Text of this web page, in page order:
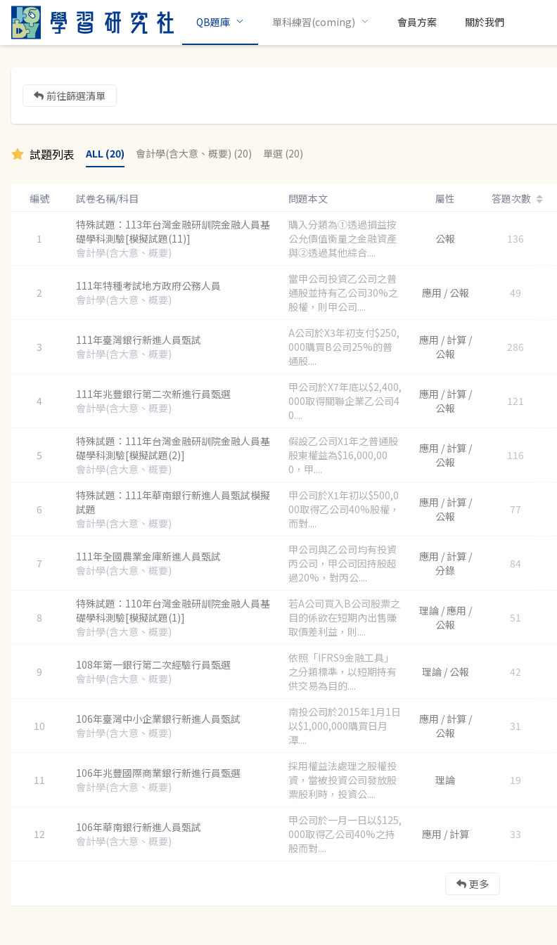
QB題庫 單科練習(coming) 會員方案 關於我們
前往篩選清單
試題列表 ALL (20) 會計學(含大意、概要) (20) 單選 (20)
編號 試卷名稱/科目 問題本文 屬性 答題次數
1
特殊試題：113年台灣金融研訓院金融人員基
礎學科測驗[模擬試題(11)]
會計學(含大意、概要)
購入分類為①透過損益按
公允價值衡量之金融資產
與②透過其他綜合....
公報 136
2
111年特種考試地方政府公務人員
會計學(含大意、概要)
當甲公司投資乙公司之普
通股並持有乙公司30%之
股權，則甲公司....
應用 / 公報 49
3
111年臺灣銀行新進人員甄試
會計學(含大意、概要)
A公司於X3年初支付$250,
000購買B公司25%的普
通股....
應用 / 計算 /
公報
286
4
111年兆豐銀行第二次新進行員甄選
會計學(含大意、概要)
甲公司於X7年底以$2,400,
000取得關聯企業乙公司4
0....
應用 / 計算 /
公報
121
5
特殊試題：111年台灣金融研訓院金融人員基
礎學科測驗[模擬試題(2)]
會計學(含大意、概要)
假設乙公司X1年之普通股
股東權益為$16,000,00
0，甲....
應用 / 計算 /
公報
116
6
特殊試題：111年華南銀行新進人員甄試模擬
試題
會計學(含大意、概要)
甲公司於X1年初以$500,0
00取得乙公司40%股權，
而對....
應用 / 計算 /
公報
77
7
111年全國農業金庫新進人員甄試
會計學(含大意、概要)
甲公司與乙公司均有投資
丙公司，甲公司因持股超
過20%，對丙公....
應用 / 計算 /
分錄
84
8
特殊試題：110年台灣金融研訓院金融人員基
礎學科測驗[模擬試題(1)]
會計學(含大意、概要)
若A公司買入B公司股票之
目的係欲在短期內出售賺
取價差利益，則....
理論 / 應用 /
公報
51
9
108年第一銀行第二次經驗行員甄選
會計學(含大意、概要)
依照「IFRS9金融工具」
之分類標準，以短期持有
供交易為目的....
理論 / 公報 42
10
106年臺灣中小企業銀行新進人員甄試
會計學(含大意、概要)
南投公司於2015年1月1日
以$1,000,000購買日月
潭....
應用 / 計算 /
公報
31
11
106年兆豐國際商業銀行新進行員甄選
會計學(含大意、概要)
採用權益法處理之股權投
資，當被投資公司發放股
票股利時，投資公....
理論 19
12
106年華南銀行新進人員甄試
會計學(含大意、概要)
甲公司於一月一日以$125,
000取得乙公司40%之持
股而對....
應用 / 計算 33
更多